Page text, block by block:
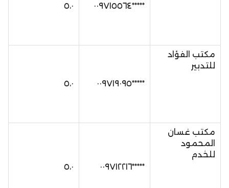
*****٠٠٩٧١٥٥٦٤
٥،٠
مكتب الفؤاد
للتدبير
*****٠٠٩٧١٩٠٩٥
٥،٠
مكتب غسان
المحمود
للخدم
*****٠٠٩٧١٢٢١٦
٥،٠